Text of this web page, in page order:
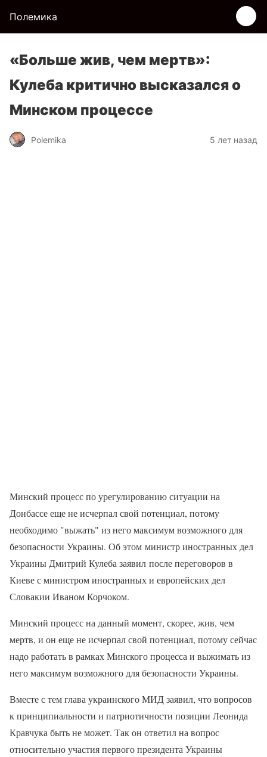
Полемика
«Больше жив, чем мертв»:
Кулеба критично высказался о
Минском процессе
Polemika 5 лет назад
Минский процесс по урегулированию ситуации на
Донбассе еще не исчерпал свой потенциал, потому
необходимо "выжать" из него максимум возможного для
безопасности Украины. Об этом министр иностранных дел
Украины Дмитрий Кулеба заявил после переговоров в
Киеве с министром иностранных и европейских дел
Словакии Иваном Корчоком.
Минский процесс на данный момент, скорее, жив, чем
мертв, и он еще не исчерпал свой потенциал, потому сейчас
надо работать в рамках Минского процесса и выжимать из
него максимум возможного для безопасности Украины.
Вместе с тем глава украинского МИД заявил, что вопросов
к принципиальности и патриотичности позиции Леонида
Кравчука быть не может. Так он ответил на вопрос
относительно участия первого президента Украины